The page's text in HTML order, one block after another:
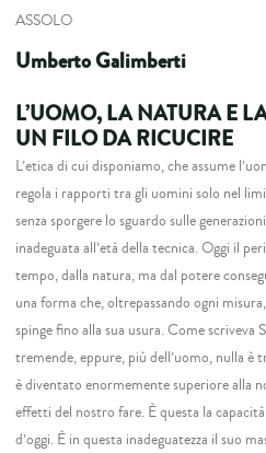
ASSOLO
Umberto Galimberti
L’UOMO, LA NATURA E
UN FILO DA RICUCIRE
L’etica di cui disponiamo, che assume
regola i rapporti tra gli uomini solo nel
senza sporgere lo sguardo sulle
inadeguata all’età della tecnica. Oggi il
tempo, dalla natura, ma dal potere
una forma che, oltrepassando ogni
spinge fino alla sua usura. Come scriveva
tremende, eppure, più dell’uomo, nulla è
è diventato enormemente superiore alla
effetti del nostro fare. È questa la
d’oggi. È in questa inadeguatezza il suo